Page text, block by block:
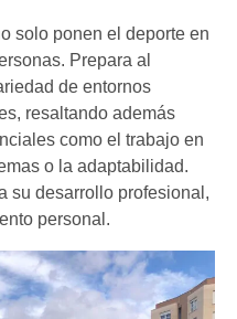
solo ponen el deporte en
Prepara al
de entornos
resaltando además
como el trabajo en
o la adaptabilidad.
su desarrollo profesional,
personal.